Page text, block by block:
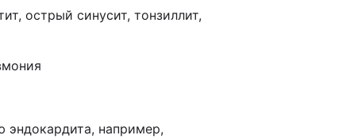
острый синусит, тонзиллит,
эндокардита, например,